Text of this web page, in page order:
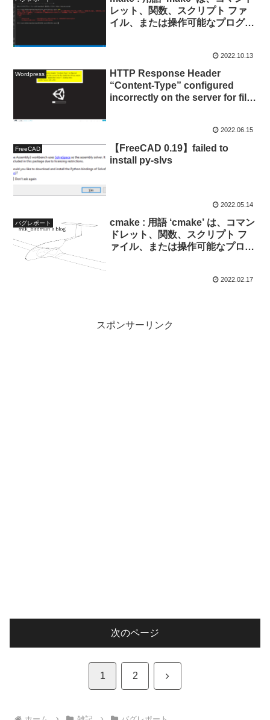
レット、関数、スクリプト ファ
イル、または操作可能なプログラ
を確認し、パスが含まれている場
合はそのパスが正しいことを確認
してから、再試行してください。
2022.10.13
Wordpress
HTTP Response Header
“Content-Type” configured
incorrectly on the server for file
time performance will suffer.2022.06.15
FreeCAD
【FreeCAD 0.19】failed to
install py-slvs
2022.05.14
バグレポート
cmake : 用語 ‘cmake’ は、コマン
ドレット、関数、スクリプト フ
ァイル、または操作可能なプログ
ことを確認し、パスが含まれてい
い。
2022.02.17
スポンサーリンク
次のページ
1 2 次